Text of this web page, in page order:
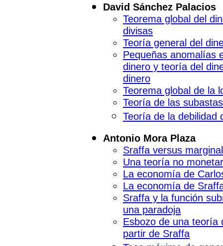
David Sánchez Palacios
Teorema global del
divisas
Teoría general del
Pequeñas anomalías
dinero y teoría del
dinero
Teorema global de la
Teoría de las
Teoría de la debilidad
Antonio Mora Plaza
Sraffa versus
Una teoría no
La economía de
La economía de
Sraffa y la función
una paradoja
Esbozo de una teoría
partir de Sraffa